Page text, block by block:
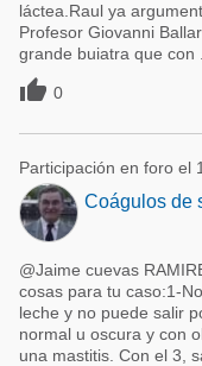
láctea.Raul ya
Profesor Giovanni
grande buiatra que con
 0
Participación en foro el
Coágulos de
@Jaime cuevas
cosas para tu caso:1-
leche y no puede salir
normal u oscura y con
una mastitis. Con el 3,